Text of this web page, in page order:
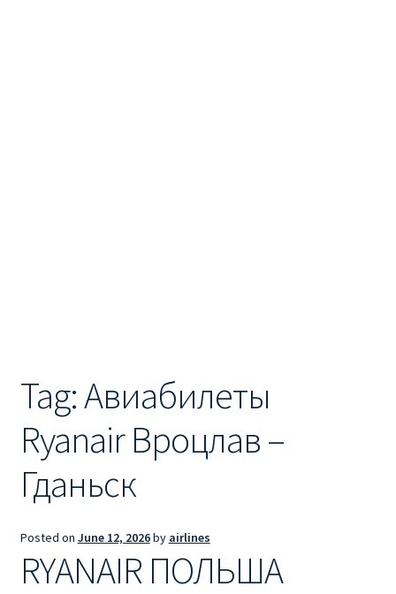
RYANAIR ИЗ РИГИ
Ryanair из Стокгольма
RYANAIR ИЗ ТАЛЛИНА
Ryanair из Тампере
RYANAIR ИЗ ЧЕХИИ | ПРАГА, ОСТРАВА, ПАРДУБИЦЕ,
Tag:Авиабилеты
Ryanair Вроцлав –
Гданьск
Posted on June 12, 2026by airlines
RYANAIR ПОЛЬША